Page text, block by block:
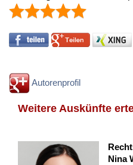
Autorenprofil
Weitere Auskünfte
Nina